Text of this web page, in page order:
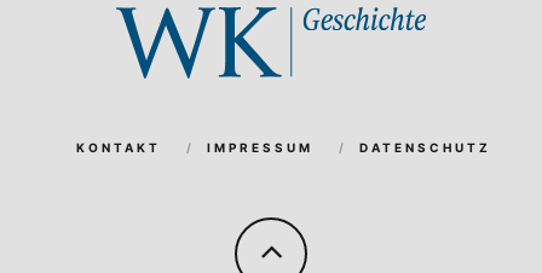
KONTAKT IMPRESSUM DATENSCHUTZ